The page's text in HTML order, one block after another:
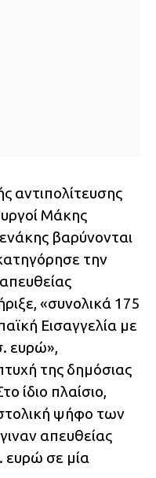
αντιπολίτευσης
Μάκης
βαρύνονται
την
«συνολικά 175
Εισαγγελία με
ευρώ»,
της δημόσιας
ίδιο πλαίσιο,
ψήφο των
απευθείας
ευρώ σε μία